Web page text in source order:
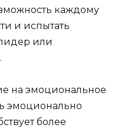
каждому
и испытать
или
на эмоциональное
эмоционально
более